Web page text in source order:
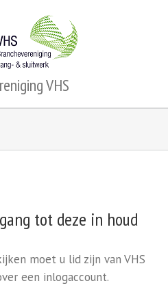
VHS
tot deze in houd
moet u lid zijn van VHS
een inlogaccount.